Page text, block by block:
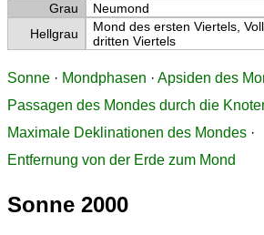
Grau
Neumond
Hellgrau
Mond des ersten Viertels,
dritten Viertels
Sonne · Mondphasen · Apsiden des
Passagen des Mondes durch die
Maximale Deklinationen des Mondes ·
Entfernung von der Erde zum Mond
Sonne 2000